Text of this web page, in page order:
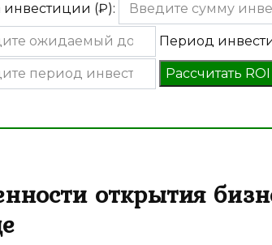
(₽):
Период
Рассчитать ROI
открытия